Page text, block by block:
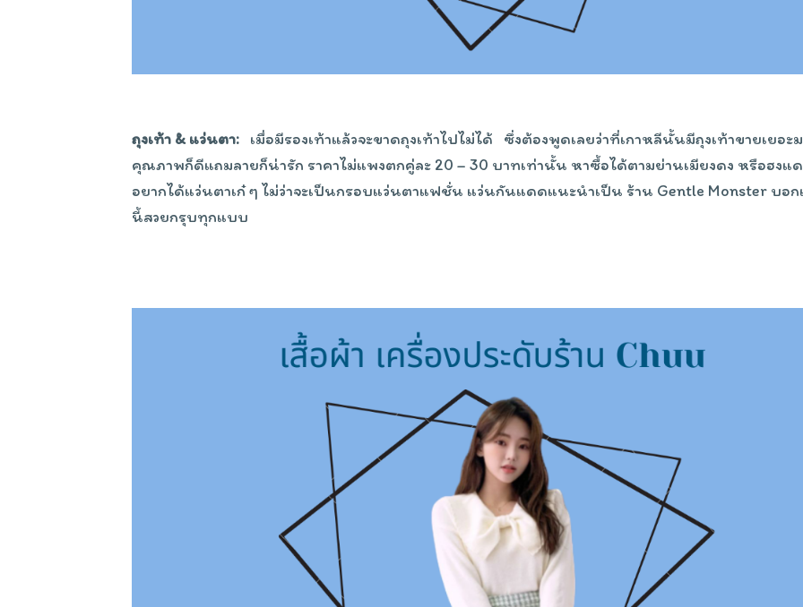
ถุงเท้า & แว่นตา: เมื่อมีรองเท้าแล้วจะขาดถุงเท้าไปไม่ได้ ซึ่งต้องพูดเลยว่าที่เกาหลีนั้นมีถุงเท้าขายเยอะ
คุณภาพก็ดีแถมลายก็น่ารัก ราคาไม่แพงตกคู่ละ 20 – 30 บาทเท่านั้น หาซื้อได้ตามย่านเมียงดง หรือฮงแ
อยากได้แว่นตาเก๋ ๆ ไม่ว่าจะเป็นกรอบแว่นตาแฟชั่น แว่นกันแดดแนะนำเป็น ร้าน Gentle Monster บอก
นี้สวยกรุบทุกแบบ